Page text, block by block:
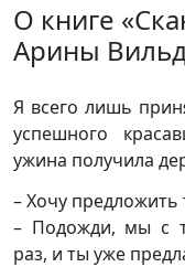
О книге
Арины
Я всего лишь
успешного
ужина получила
– Хочу предложить
– Подожди, мы с
раз, и ты уже